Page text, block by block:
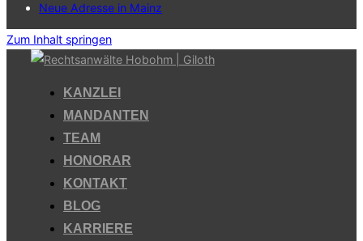
Neue Adresse in Mainz
Zum Inhalt springen
KANZLEI
MANDANTEN
TEAM
HONORAR
KONTAKT
BLOG
KARRIERE